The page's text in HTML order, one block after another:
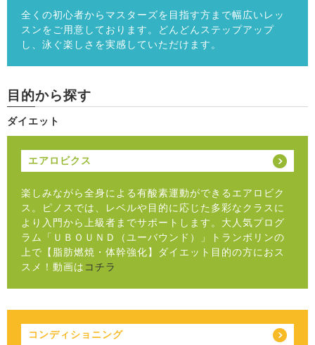
全くの初心者からマスターズを目指す方まで幅広いレッ
スンをご用意しております。どんどんステップアップ
し、泳ぐ楽しさを実感していただけます。
目的から探す
ダイエット
エアロビクス
楽しみながら全身による有酸素運動ができるエアロビク
ス。ピノスでは、レベルや目的に応じた多彩なクラスに
より入門から上級者までサポートします。大人気プログ
ラム「ＵＢＯＵＮＤ（ユーバウンド）」トランポリンの
上で【脂肪燃焼・体幹強化】ダイエット目的の方におス
スメ！動画は コチラ
コンディショニング